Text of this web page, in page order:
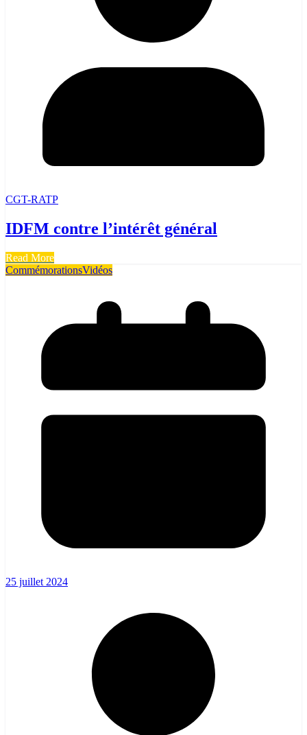
CGT-RATP
IDFM contre l’intérêt général
Read More
CommémorationsVidéos
25 juillet 2024